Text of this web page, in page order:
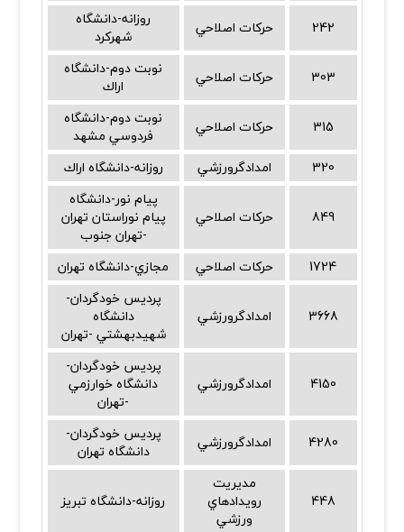
242
حركات اصلاحي
روزانه-دانشگاه
شهركرد
303
حركات اصلاحي
نوبت دوم-دانشگاه
اراك
315
حركات اصلاحي
نوبت دوم-دانشگاه
فردوسي مشهد
320
امدادگرورزشي روزانه-دانشگاه اراك
849 حركات اصلاحي
پيام نور-دانشگاه
پيام نوراستان تهران
-تهران جنوب
1724
حركات اصلاحي مجازي-دانشگاه تهران
3668 امدادگرورزشي
پرديس خودگردان-
دانشگاه
شهيدبهشتي -تهران
4150 امدادگرورزشي
پرديس خودگردان-
دانشگاه خوارزمي
-تهران
4280
امدادگرورزشي
پرديس خودگردان-
دانشگاه تهران
448
مديريت
رويدادهاي
ورزشي
روزانه-دانشگاه تبريز